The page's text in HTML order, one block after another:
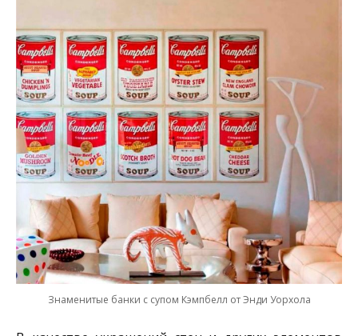
Знаменитые банки с супом Кэмпбелл от Энди Уорхола